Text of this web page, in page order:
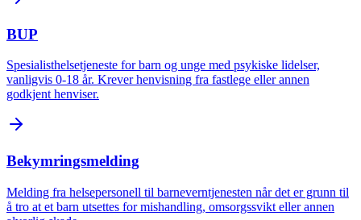
BUP
Spesialisthelsetjeneste for barn og unge med psykiske lidelser,
vanligvis 0-18 år. Krever henvisning fra fastlege eller annen
godkjent henviser.
Bekymringsmelding
Melding fra helsepersonell til barneverntjenesten når det er grunn til
å tro at et barn utsettes for mishandling, omsorgssvikt eller annen